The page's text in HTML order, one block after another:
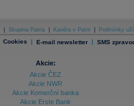
Skupina Patria Kariéra v Patrii Podmínky
Cookies | E-mail newsletter | SMS
Akcie:
Akcie ČEZ
Akcie NWR
Akcie Komerční banka
Akcie Erste Bank